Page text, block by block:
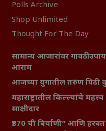
Polls Archive
Shop Unlimited
Thought For The Day
सामान्य आजारांवर गावठी
आराम
आजच्या युगातील तरुण पिढी
महाराष्ट्रातील किल्ल्यांचे
साक्षीदार
₹370 ची बिर्याणी” आणि